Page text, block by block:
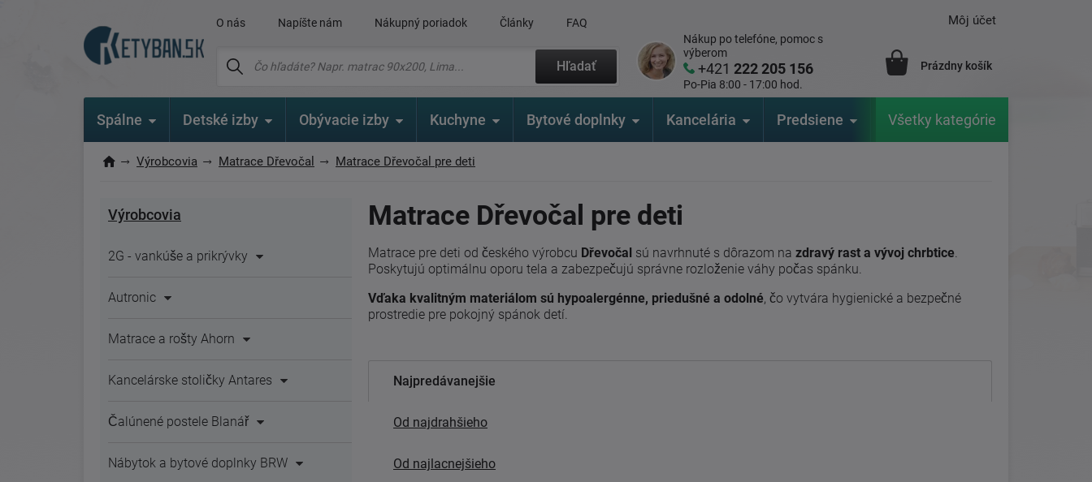
O nás Napíšte nám Nákupný poriadok Články FAQ
Hľadať
Nákup po telefóne, pomoc s
výberom
+421222 205 156
Po-Pia 8:00 - 17:00 hod.
Môj účet
Prázdny košík
Spálne Detské izby Obývacie izby Kuchyne Bytové doplnky Kancelária Predsiene Výrobcovia
Všetky kategórie
Výrobcovia Matrace Dřevočal Matrace Dřevočal pre deti
Výrobcovia
2G - vankúše a prikrývky
Autronic
Matrace a rošty Ahorn
Kancelárske stoličky Antares
Čalúnené postele Blanář
Nábytok a bytové doplnky BRW
Matrace Dřevočal pre deti
Matrace pre deti od českého výrobcu Dřevočal sú navrhnuté s dôrazom na zdravý rast a vývoj chrbtice.
Poskytujú optimálnu oporu tela a zabezpečujú správne rozloženie váhy počas spánku.
Vďaka kvalitným materiálom sú hypoalergénne, priedušné a odolné, čo vytvára hygienické a bezpečné
prostredie pre pokojný spánok detí.
Najpredávanejšie
Od najdrahšieho
Od najlacnejšieho